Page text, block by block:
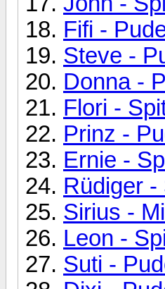
Fifi -
Steve -
Donna -
Flori -
Prinz -
Ernie -
Rüdiger
Sirius -
Leon -
Suti -